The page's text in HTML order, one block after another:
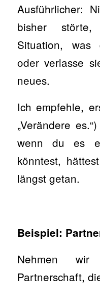
Ausführlicher:
bisher
Situation, was
oder verlasse
neues.
Ich empfehle,
„Verändere
wenn du es
könntest,
längst getan.
Beispiel:
Nehmen
Partnerschaft,